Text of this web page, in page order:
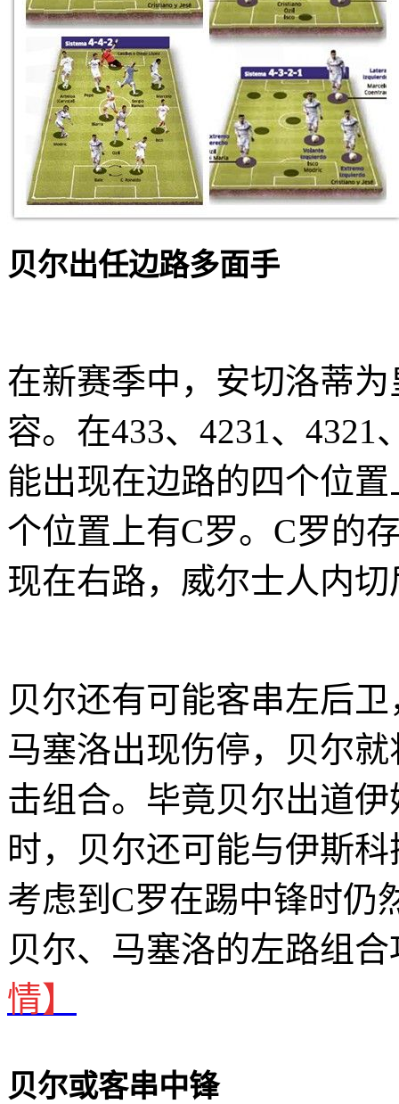
贝尔出任边路多面手
在新赛季中，安切洛蒂
容。在433、4231、
能出现在边路的四个位
个位置上有C罗。C罗的
现在右路，威尔士人内
贝尔还有可能客串左后
马塞洛出现伤停，贝尔
击组合。毕竟贝尔出道
时，贝尔还可能与伊斯
考虑到C罗在踢中锋时仍
贝尔、马塞洛的左路组
情】
贝尔或客串中锋